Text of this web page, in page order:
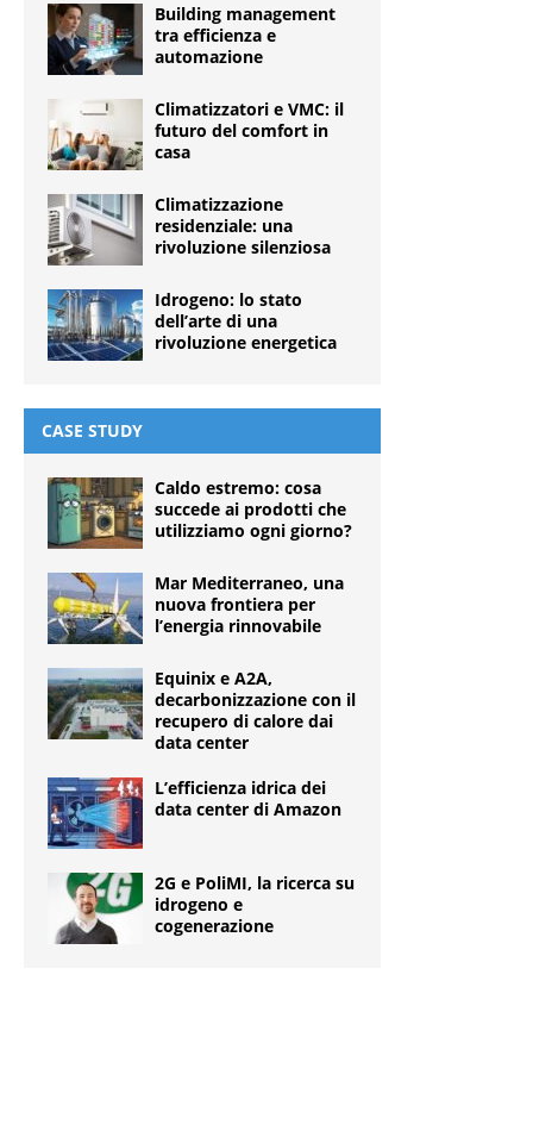
Building management
tra efficienza e
automazione
Climatizzatori e VMC: il
futuro del comfort in
casa
Climatizzazione
residenziale: una
rivoluzione silenziosa
Idrogeno: lo stato
dell’arte di una
rivoluzione energetica
CASE STUDY
Caldo estremo: cosa
succede ai prodotti che
utilizziamo ogni giorno?
Mar Mediterraneo, una
nuova frontiera per
l’energia rinnovabile
Equinix e A2A,
decarbonizzazione con il
recupero di calore dai
data center
L’efficienza idrica dei
data center di Amazon
2G e PoliMI, la ricerca su
idrogeno e
cogenerazione